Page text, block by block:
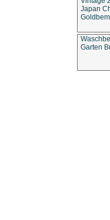
Japan
Garten